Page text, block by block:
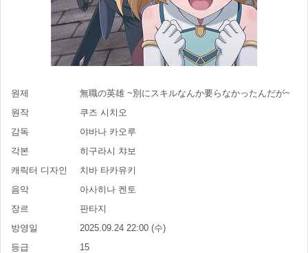
원제
無職の英雄 ~別にスキルなんか要らなかったんだが~
원작
쿠즈 시치오
감독
야바나 카오루
각본
히구라시 챠보
캐릭터 디자인
치바 타카유키
음악
아사히나 켄토
장르
판타지
방영일
2025.09.24 22:00 (수)
등급
15